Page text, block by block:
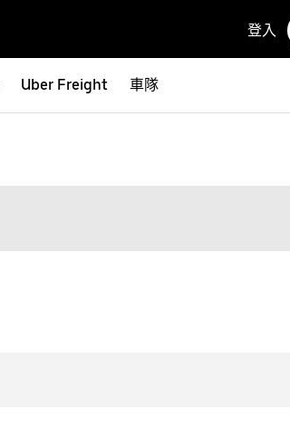
登入
Uber Freight 車隊